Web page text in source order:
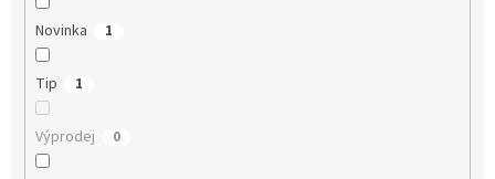
Novinka 1
Tip 1
Výprodej 0